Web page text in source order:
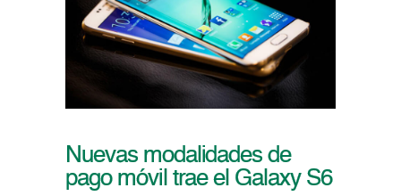
Nuevas modalidades de
pago móvil trae el Galaxy S6